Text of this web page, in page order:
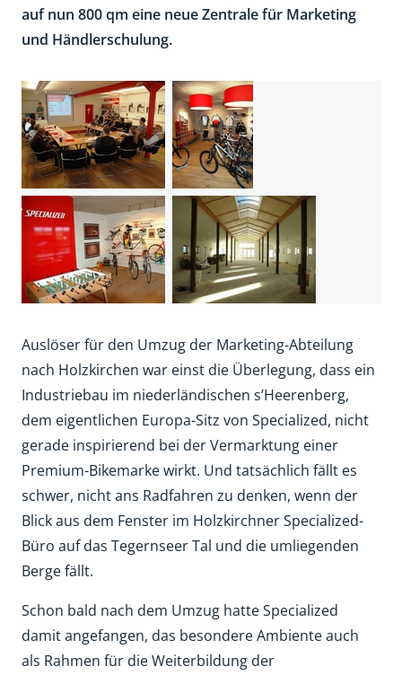
auf nun 800 qm eine neue Zentrale für Marketing
und Händlerschulung.
Auslöser für den Umzug der Marketing-Abteilung
nach Holzkirchen war einst die Überlegung, dass ein
Industriebau im niederländischen s’Heerenberg,
dem eigentlichen Europa-Sitz von Specialized, nicht
gerade inspirierend bei der Vermarktung einer
Premium-Bikemarke wirkt. Und tatsächlich fällt es
schwer, nicht ans Radfahren zu denken, wenn der
Blick aus dem Fenster im Holzkirchner Specialized-
Büro auf das Tegernseer Tal und die umliegenden
Berge fällt.
Schon bald nach dem Umzug hatte Specialized
damit angefangen, das besondere Ambiente auch
als Rahmen für die Weiterbildung der